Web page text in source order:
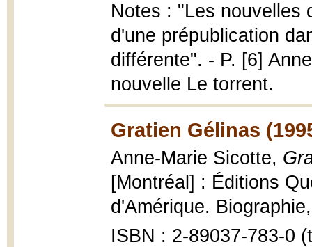
Notes : "Les nouvelles
d'une prépublication
différente". - P. [6]
nouvelle Le torrent.
Gratien Gélinas
Anne-Marie Sicotte,
[Montréal] : Éditions
d'Amérique.
ISBN : 2-89037-783-0